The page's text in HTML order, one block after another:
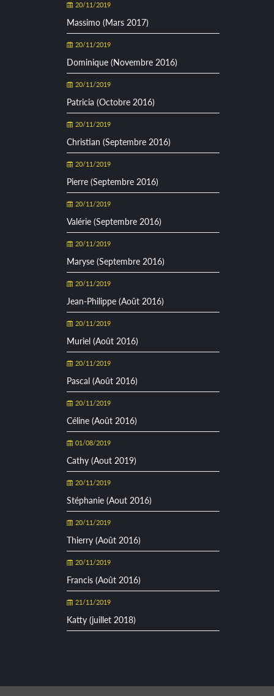
20/11/2019
Massimo (Mars 2017)
20/11/2019
Dominique (Novembre 2016)
20/11/2019
Patricia (Octobre 2016)
20/11/2019
Christian (Septembre 2016)
20/11/2019
Pierre (Septembre 2016)
20/11/2019
Valérie (Septembre 2016)
20/11/2019
Maryse (Septembre 2016)
20/11/2019
Jean-Philippe (Août 2016)
20/11/2019
Muriel (Août 2016)
20/11/2019
Pascal (Août 2016)
20/11/2019
Céline (Août 2016)
01/08/2019
Cathy (Aout 2019)
20/11/2019
Stéphanie (Aout 2016)
20/11/2019
Thierry (Août 2016)
20/11/2019
Francis (Août 2016)
21/11/2019
Katty (juillet 2018)